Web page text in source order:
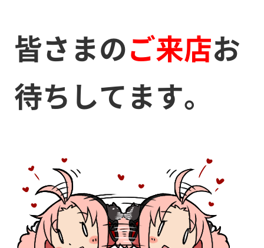
皆さまのご来店お
待ちしてます。